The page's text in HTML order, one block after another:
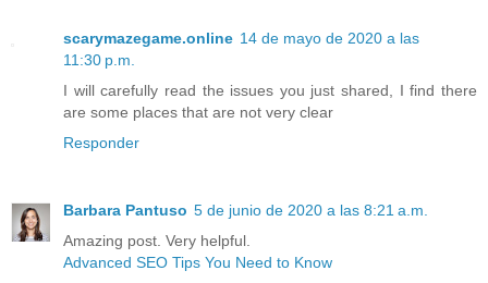
scarymazegame.online 14 de mayo de 2020 a las
11:30 p.m.
I will carefully read the issues you just shared, I find there
are some places that are not very clear
Responder
Barbara Pantuso 5 de junio de 2020 a las 8:21 a.m.
Amazing post. Very helpful.
Advanced SEO Tips You Need to Know